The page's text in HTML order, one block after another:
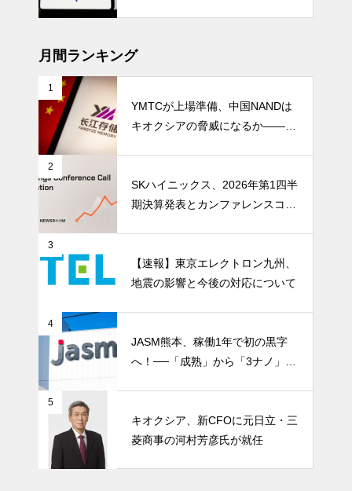
月間ランキング
1
YMTCが上場準備、中国NANDは
キオクシアの脅威になるか――AI
2
SKハイニックス、2026年第1四半
期決算発表とカンファレンスコー
3
【速報】東京エレクトロン九州、
地震の影響と今後の対応について
4
JASM熊本、稼働1年で初の黒字
へ！──「成熟」から「3ナノ」へ
5
キオクシア、新CFOに元日立・三
菱商事の河村芳彦氏が就任